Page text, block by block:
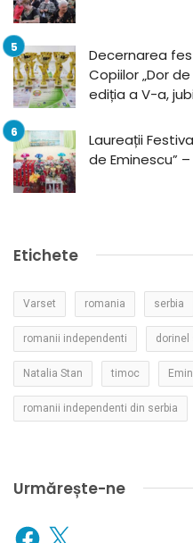
Decernarea
Copiilor „Dor
ediția a V-a,
Laureații
de Eminescu”
Etichete
Varset romania serbia
romanii independenti dorinel
Natalia Stan timoc
romanii independenti din serbia
Urmărește-ne
Facebook
X